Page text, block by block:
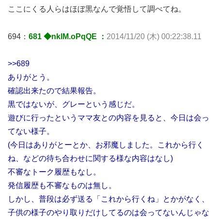
ここにくる人らはほぼ黒なんで覚悟して調べてね。
694： 681 ◆nklM.oPqQE ： 2014/11/20 (木) 00:22:38.11
>>689
ありがとう。
確認出来たので結果報告。
黒ではないが、グレーという感じだ。
遊びに行ったというママ友との内容を見ると、今日は会っ
てない様子。
(今日はありがとーとか、お邪魔しました。これから行く
ね、などの待ち合わせに関する様な内容はなし)
不審なトーク履歴もなし。
発信履歴も不審なものは無し。
しかし、普段は必ず送る「これから行くね」とかがなく、
子供の様子のやり取りだけしてるのは会ってないんじゃな